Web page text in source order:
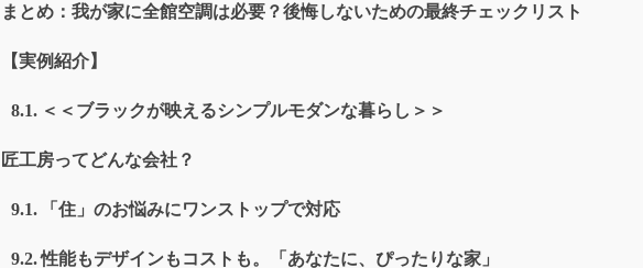
まとめ：我が家に全館空調は必要？後悔しないための最終チェックリスト
【実例紹介】
＜＜ブラックが映えるシンプルモダンな暮らし＞＞
匠工房ってどんな会社？
「住」のお悩みにワンストップで対応
性能もデザインもコストも。「あなたに、ぴったりな家」